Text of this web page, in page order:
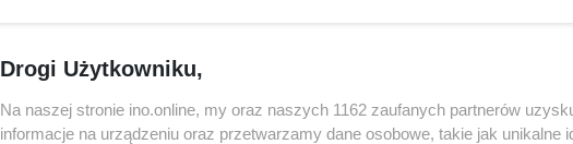
Drogi Użytkowniku,
Na naszej stronie ino.online, my oraz naszych 1162 zaufanych partnerów
informacje na urządzeniu oraz przetwarzamy dane osobowe, takie jak unikalne